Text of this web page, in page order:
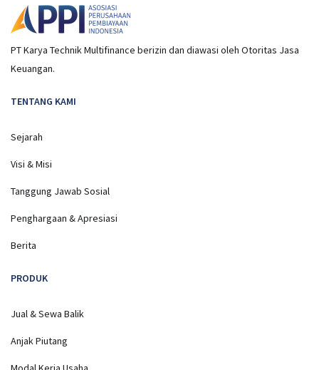
PT Karya Technik Multifinance berizin dan diawasi oleh Otoritas Jasa
Keuangan.
TENTANG KAMI
Sejarah
Visi & Misi
Tanggung Jawab Sosial
Penghargaan & Apresiasi
Berita
PRODUK
Jual & Sewa Balik
Anjak Piutang